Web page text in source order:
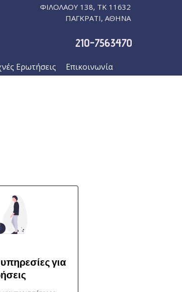
Ερωτήσεις Επικοινωνία
ΦΙΛΟΛΑΟΥ 138, ΤΚ 11632
ΠΑΓΚΡΑΤΙ, ΑΘΗΝΑ
210-7563470
για